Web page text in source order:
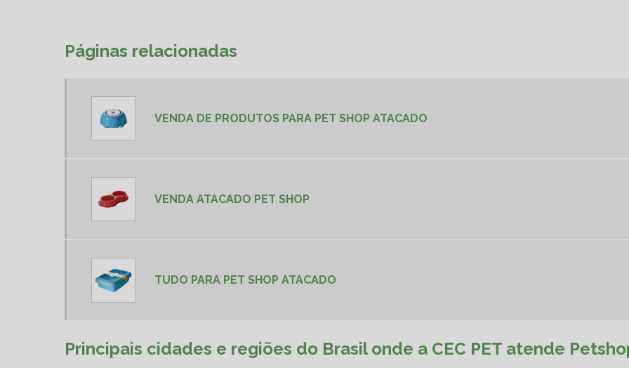
Páginas relacionadas
VENDA DE PRODUTOS PARA PET SHOP ATACADO
VENDA ATACADO PET SHOP
TUDO PARA PET SHOP ATACADO
Principais cidades e regiões do Brasil onde a CEC PET atende